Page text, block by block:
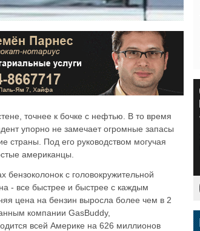
точнее к бочке с нефтью. В то время
упорно не замечает огромные запасы
страны. Под его руководством могучая
американцы.
бензоколонок с головокружительной
- все быстрее и быстрее с каждым
цена на бензин выросла более чем в 2
компании GasBuddy,
всей Америке на 626 миллионов